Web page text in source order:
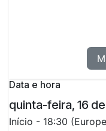
Data e hora
quinta-feira, 16
Início - 18:30 (